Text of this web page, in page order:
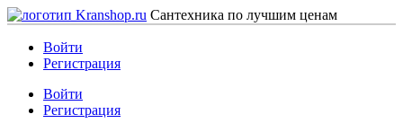
Сантехника по лучшим ценам
Войти
Регистрация
Войти
Регистрация